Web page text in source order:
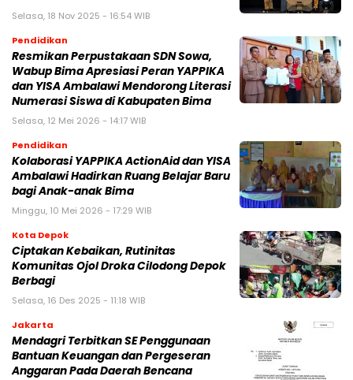
Selasa, 18 Nov 2025 - 16:54 WIB
Pendidikan
Resmikan Perpustakaan SDN Sowa,
Wabup Bima Apresiasi Peran YAPPIKA
dan YISA Ambalawi Mendorong Literasi
Numerasi Siswa di Kabupaten Bima
Selasa, 12 Mei 2026 - 14:17 WIB
Pendidikan
Kolaborasi YAPPIKA ActionAid dan YISA
Ambalawi Hadirkan Ruang Belajar Baru
bagi Anak-anak Bima
Minggu, 10 Mei 2026 - 17:29 WIB
Kota Depok
Ciptakan Kebaikan, Rutinitas
Komunitas Ojol Droka Cilodong Depok
Berbagi
Selasa, 16 Des 2025 - 11:18 WIB
Jakarta
Mendagri Terbitkan SE Penggunaan
Bantuan Keuangan dan Pergeseran
Anggaran Pada Daerah Bencana